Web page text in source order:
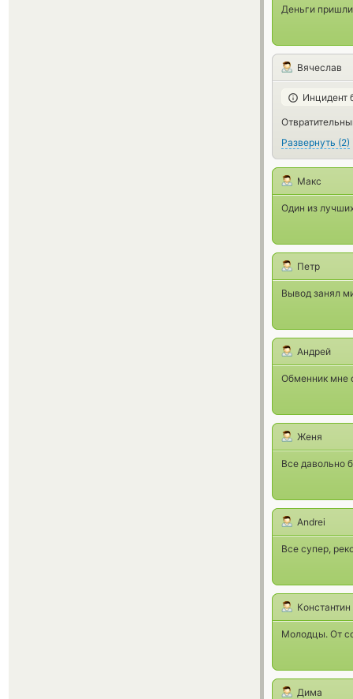
Деньги
Вячеслав
Инцидент
Развернуть (2)
Макс
Один из
Петр
Вывод занял
Андрей
Обменник мне
Женя
Все давольно
Andrei
Все супер,
Константин
Молодцы. От
Дима